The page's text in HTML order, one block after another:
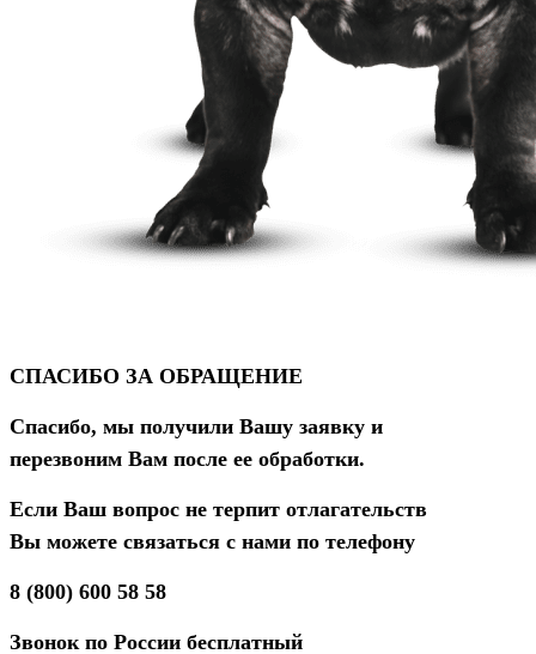
СПАСИБО ЗА ОБРАЩЕНИЕ
Спасибо, мы получили Вашу заявку и
перезвоним Вам после ее обработки.
Если Ваш вопрос не терпит отлагательств
Вы можете связаться с нами по телефону
8 (800) 600 58 58
Звонок по России бесплатный